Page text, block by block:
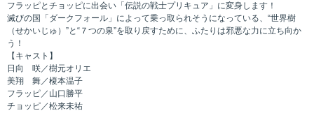
フラッピとチョッピに出会い「伝説の戦士プリキュア」に変身します！
滅びの国「ダークフォール」によって乗っ取られそうになっている、“世界樹
（せかいじゅ）”と“７つの泉”を取り戻すために、ふたりは邪悪な力に立ち向か
う！
【キャスト】
日向 咲／樹元オリエ
美翔 舞／榎本温子
フラッピ／山口勝平
チョッピ／松来未祐